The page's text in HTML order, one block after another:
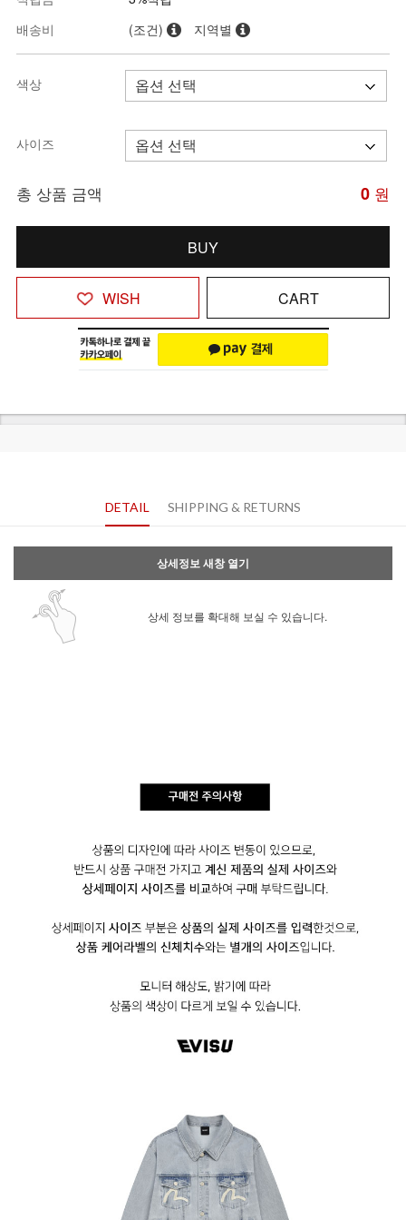
배송비
(조건) 지역별
색상
사이즈
총 상품 금액 0 원
BUY
WISH CART
DETAIL SHIPPING & RETURNS
상세정보 새창 열기
상세 정보를 확대해 보실 수 있습니다.